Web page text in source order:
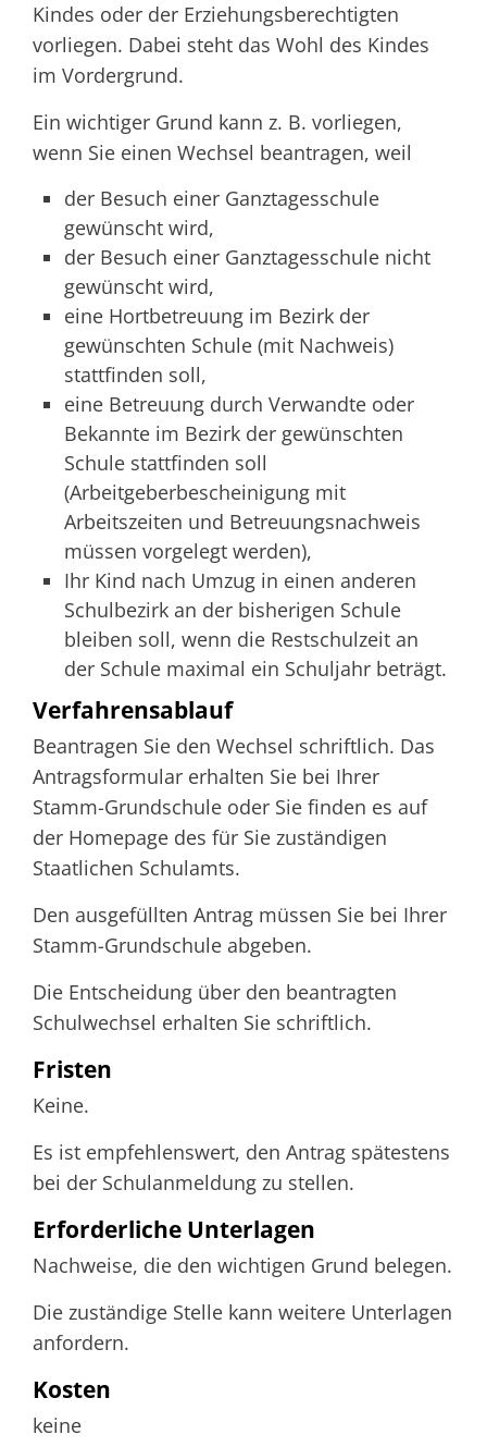
Kindes oder der Erziehungsberechtigten
vorliegen. Dabei steht das Wohl des Kindes
im Vordergrund.
Ein wichtiger Grund kann z. B. vorliegen,
wenn Sie einen Wechsel beantragen, weil
der Besuch einer Ganztagesschule
gewünscht wird,
der Besuch einer Ganztagesschule nicht
gewünscht wird,
eine Hortbetreuung im Bezirk der
gewünschten Schule (mit Nachweis)
stattfinden soll,
eine Betreuung durch Verwandte oder
Bekannte im Bezirk der gewünschten
Schule stattfinden soll
(Arbeitgeberbescheinigung mit
Arbeitszeiten und Betreuungsnachweis
müssen vorgelegt werden),
Ihr Kind nach Umzug in einen anderen
Schulbezirk an der bisherigen Schule
bleiben soll, wenn die Restschulzeit an
der Schule maximal ein Schuljahr beträgt.
Verfahrensablauf
Beantragen Sie den Wechsel schriftlich. Das
Antragsformular erhalten Sie bei Ihrer
Stamm-Grundschule oder Sie finden es auf
der Homepage des für Sie zuständigen
Staatlichen Schulamts.
Den ausgefüllten Antrag müssen Sie bei Ihrer
Stamm-Grundschule abgeben.
Die Entscheidung über den beantragten
Schulwechsel erhalten Sie schriftlich.
Fristen
Keine.
Es ist empfehlenswert, den Antrag spätestens
bei der Schulanmeldung zu stellen.
Erforderliche Unterlagen
Nachweise, die den wichtigen Grund belegen.
Die zuständige Stelle kann weitere Unterlagen
anfordern.
Kosten
keine